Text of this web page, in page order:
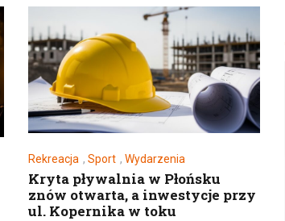
Rekreacja , Sport , Wydarzenia
Kryta pływalnia w Płońsku
znów otwarta, a inwestycje przy
ul. Kopernika w toku